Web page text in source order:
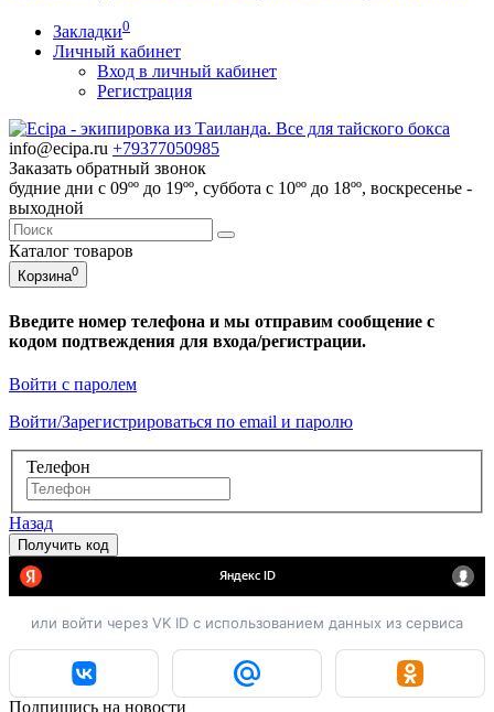
Закладки0
Личный кабинет
Вход в личный кабинет
Регистрация
info@ecipa.ru +79377050985
Заказать обратный звонок
будние дни с 09ºº до 19ºº, суббота с 10ºº до 18ºº, воскресенье -
выходной
Каталог товаров
Корзина0
Введите номер телефона и мы отправим сообщение с
кодом подтвеждения для входа/регистрации.
Войти с паролем
Войти/Зарегистрироваться по email и паролю
Телефон
Назад
или войти через VK ID с использованием данных из сервиса
Подпишись на новости